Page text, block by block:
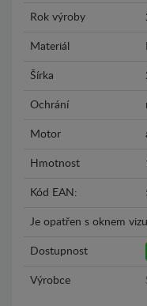
Rok výroby
Materiál
Šírka
Ochrání
Motor
Hmotnost
Kód EAN:
Je opatřen s oknem
Dostupnost
Výrobce